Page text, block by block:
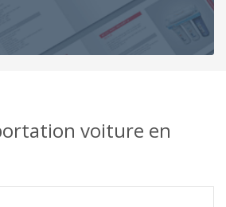
voiture en